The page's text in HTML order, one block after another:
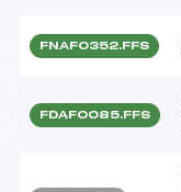
FNAF0352.FFS
FDAF0085.FFS